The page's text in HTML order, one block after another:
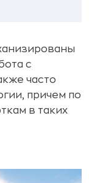
с
часто
причем по
в таких